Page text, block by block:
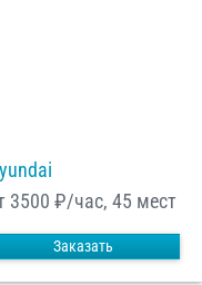
3500 ₽/час, 45 мест
Заказать